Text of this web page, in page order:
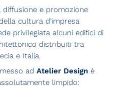
e promozione
cultura d’impresa
privilegiata alcuni edifici di
distribuiti tra
e Italia.
adAtelier Design è
limpido: